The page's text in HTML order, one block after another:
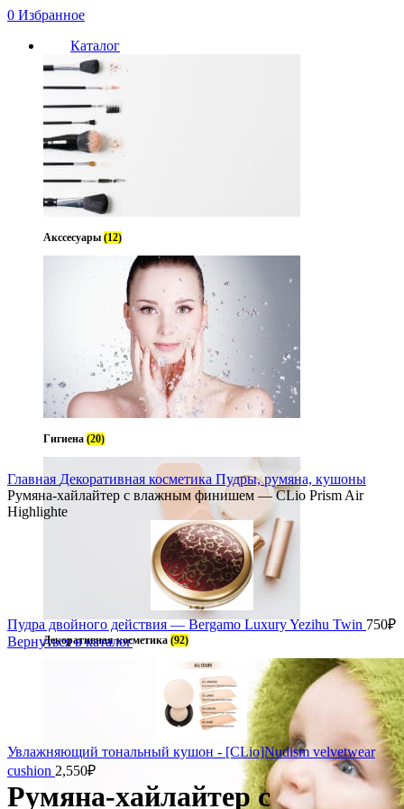
0 Избранное
Каталог
Акссесуары (12)
Гигиена (20)
Декоративная косметика (92)
Главная Декоративная косметика Пудры, румяна, кушоны
Румяна-хайлайтер с влажным финишем — CLio Prism Air
Highlighte
Пудра двойного действия — Bergamo Luxury Yezihu Twin 750₽
Вернуться в каталог
Увлажняющий тональный кушон - [CLio]Nudism velvetwear
cushion 2,550₽
Румяна-хайлайтер с